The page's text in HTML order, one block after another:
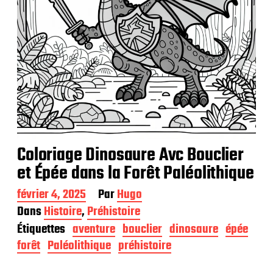
Coloriage Dinosaure Avc Bouclier
et Épée dans la Forêt Paléolithique
D
a
t
e
d
e
février 4, 2025 ParHugo
DansHistoire,Préhistoire
Étiquettes aventure bouclier dinosaure épée
forêt Paléolithique préhistoire